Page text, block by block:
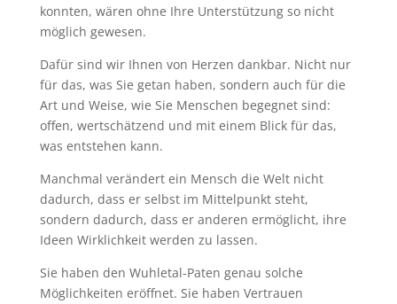
konnten, wären ohne Ihre Unterstützung so nicht
möglich gewesen.
Dafür sind wir Ihnen von Herzen dankbar. Nicht nur
für das, was Sie getan haben, sondern auch für die
Art und Weise, wie Sie Menschen begegnet sind:
offen, wertschätzend und mit einem Blick für das,
was entstehen kann.
Manchmal verändert ein Mensch die Welt nicht
dadurch, dass er selbst im Mittelpunkt steht,
sondern dadurch, dass er anderen ermöglicht, ihre
Ideen Wirklichkeit werden zu lassen.
Sie haben den Wuhletal-Paten genau solche
Möglichkeiten eröffnet. Sie haben Vertrauen